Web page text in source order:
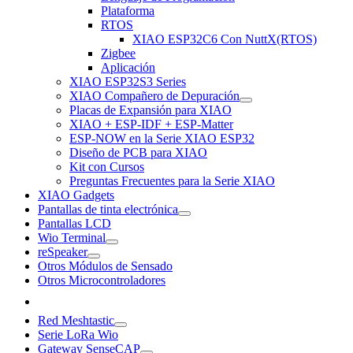
Plataforma
RTOS
XIAO ESP32C6 Con NuttX(RTOS)
Zigbee
Aplicación
XIAO ESP32S3 Series
XIAO Compañero de Depuración
Placas de Expansión para XIAO
XIAO + ESP-IDF + ESP-Matter
ESP-NOW en la Serie XIAO ESP32
Diseño de PCB para XIAO
Kit con Cursos
Preguntas Frecuentes para la Serie XIAO
XIAO Gadgets
Pantallas de tinta electrónica
Pantallas LCD
Wio Terminal
reSpeaker
Otros Módulos de Sensado
Otros Microcontroladores
Red Meshtastic
Serie LoRa Wio
Gateway SenseCAP